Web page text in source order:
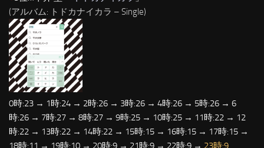
(アルバム: トドカナイカラ – Single)
0時:23 → 1時:24 → 2時:26 → 3時:26 → 4時:26 → 5時:26 → 6
時:26 → 7時:27 → 8時:27 → 9時:25 → 10時:25 → 11時:22 → 12
時:22 → 13時:22 → 14時:22 → 15時:15 → 16時:15 → 17時:15 →
18時:11 → 19時:10 → 20時:9 → 21時:9 → 22時:9 → 23時:9